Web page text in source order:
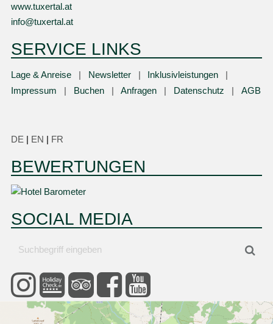
www.tuxertal.at
info@tuxertal.at
SERVICE LINKS
Lage & Anreise Newsletter
Inklusivleistungen
Impressum
Buchen Anfragen Datenschutz AGB
DE | EN | FR
BEWERTUNGEN
SOCIAL MEDIA
Suchbegriff